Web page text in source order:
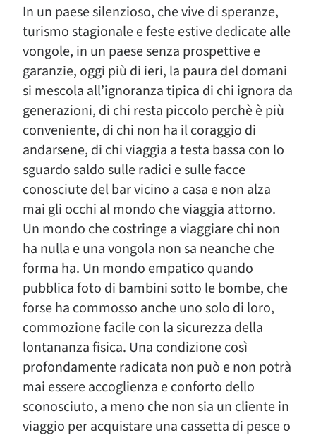
In un paese silenzioso, che vive di speranze,
turismo stagionale e feste estive dedicate alle
vongole, in un paese senza prospettive e
garanzie, oggi più di ieri, la paura del domani
si mescola all’ignoranza tipica di chi ignora da
generazioni, di chi resta piccolo perchè è più
conveniente, di chi non ha il coraggio di
andarsene, di chi viaggia a testa bassa con lo
sguardo saldo sulle radici e sulle facce
conosciute del bar vicino a casa e non alza
mai gli occhi al mondo che viaggia attorno.
Un mondo che costringe a viaggiare chi non
ha nulla e una vongola non sa neanche che
forma ha. Un mondo empatico quando
pubblica foto di bambini sotto le bombe, che
forse ha commosso anche uno solo di loro,
commozione facile con la sicurezza della
lontananza fisica. Una condizione così
profondamente radicata non può e non potrà
mai essere accoglienza e conforto dello
sconosciuto, a meno che non sia un cliente in
viaggio per acquistare una cassetta di pesce o